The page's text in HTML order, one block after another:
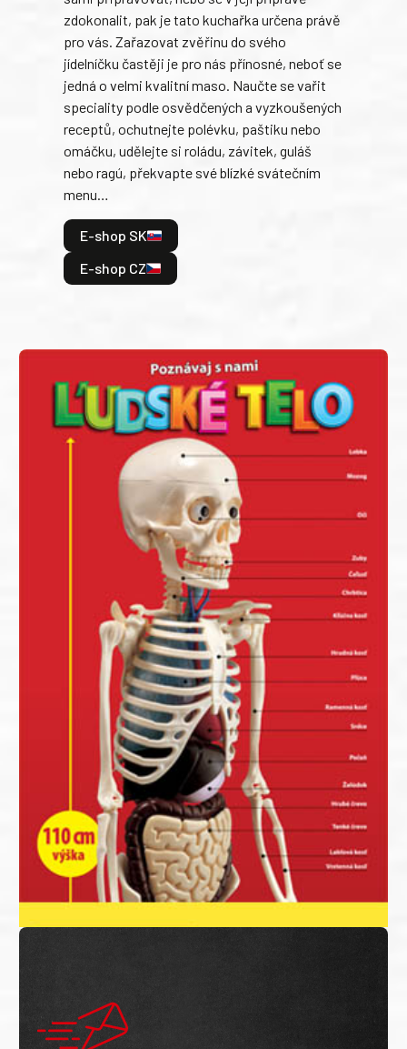
zdokonalit, pak je tato kuchařka určena právě
pro vás. Zařazovat zvěřinu do svého
jídelníčku častěji je pro nás přínosné, neboť se
jedná o velmi kvalitní maso. Naučte se vařit
speciality podle osvědčených a vyzkoušených
receptů, ochutnejte polévku, paštiku nebo
omáčku, udělejte si roládu, závitek, guláš
nebo ragú, překvapte své blízké svátečním
menu…
E-shop SK
E-shop CZ